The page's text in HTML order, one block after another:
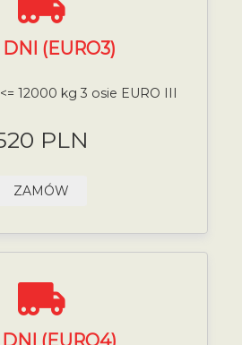
DNI (EURO3)
12000 kg 3 osie EURO III
PLN
ZAMÓW
DNI (EURO4)